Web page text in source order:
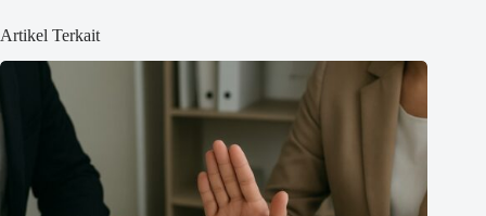
Artikel Terkait